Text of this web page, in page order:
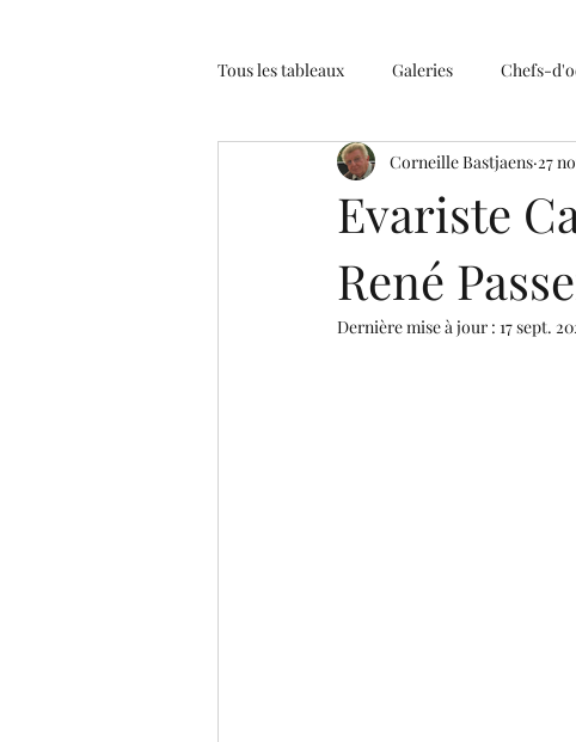
Tous les tableaux Galeries Chefs-
Evariste
René
Corneille Bastjaens 27
Dernière mise à jour : 17 sept.